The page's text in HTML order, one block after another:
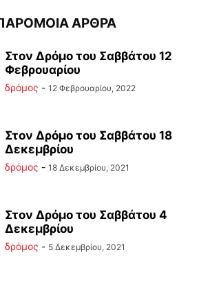
ΑΡΘΡΑ
Στον Δρόμο του Σαββάτου 12
Φεβρουαρίου
δρόμος - 12 Φεβρουαρίου, 2022
Στον Δρόμο του Σαββάτου 18
Δεκεμβρίου
δρόμος - 18 Δεκεμβρίου, 2021
Στον Δρόμο του Σαββάτου 4
Δεκεμβρίου
δρόμος - 5 Δεκεμβρίου, 2021